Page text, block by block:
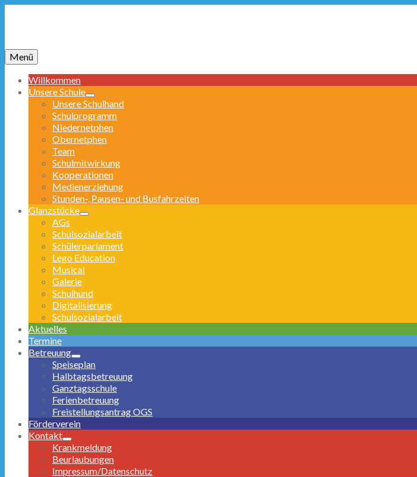
Menü
Willkommen
Unsere Schule
Unsere Schulhand
Schulprogramm
Niedernetphen
Obernetphen
Team
Schulmitwirkung
Kooperationen
Medienerziehung
Stunden-, Pausen- und Busfahrzeiten
Glanzstücke
AGs
Schulsozialarbeit
Schülerparlament
Lego Education
Musical
Galerie
Schulhund
Digitalisierung
Schulsozialarbeit
Aktuelles
Termine
Betreuung
Speiseplan
Halbtagsbetreuung
Ganztagsschule
Ferienbetreuung
Freistellungsantrag OGS
Förderverein
Kontakt
Krankmeldung
Beurlaubungen
Impressum/Datenschutz